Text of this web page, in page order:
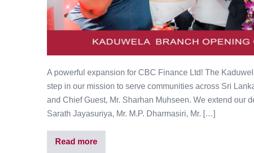
A powerful expansion for CBC Finance Ltd! The
step in our mission to serve communities across Sri
and Chief Guest, Mr. Sharhan Muhseen. We extend our
Sarath Jayasuriya, Mr. M.P. Dharmasiri, Mr. […]
Read more